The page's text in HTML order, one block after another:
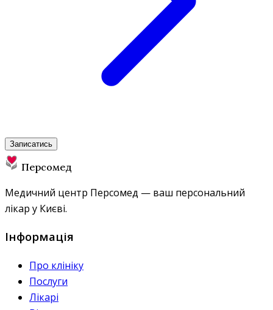
Записатись
Персомед
Медичний центр Персомед — ваш персональний
лікар у Києві.
Інформація
Про клініку
Послуги
Лікарі